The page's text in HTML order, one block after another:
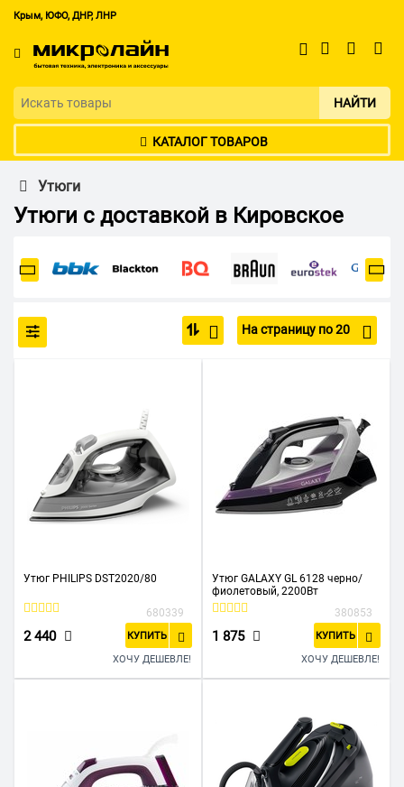
Крым, ЮФО, ДНР, ЛНР
НАЙТИ
КАТАЛОГ ТОВАРОВ
Утюги
Утюги с доставкой в Кировское
На страницу по 20
Утюг PHILIPS DST2020/80
680339
2 440 КУПИТЬ
ХОЧУ ДЕШЕВЛЕ!
Утюг GALAXY GL 6128 черно/
фиолетовый, 2200Вт
380853
1 875 КУПИТЬ
ХОЧУ ДЕШЕВЛЕ!